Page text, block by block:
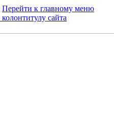
Перейти к главному меню
сайта